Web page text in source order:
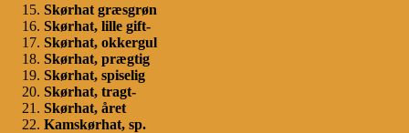
Skørhat græsgrøn
Skørhat, lille gift-
Skørhat, okkergul
Skørhat, prægtig
Skørhat, spiselig
Skørhat, tragt-
Skørhat, året
Kamskørhat, sp.